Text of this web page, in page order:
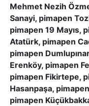
Mehmet Nezih
Sanayi, pimapen
pimapen 19 Mayıs,
Atatürk, pimapen
pimapen
Erenköy, pimapen
pimapen Fikirtepe,
Hasanpaşa,
pimapen